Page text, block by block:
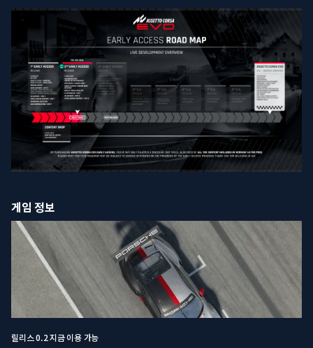
게임 정보
릴리스 0.2 지금 이용 가능